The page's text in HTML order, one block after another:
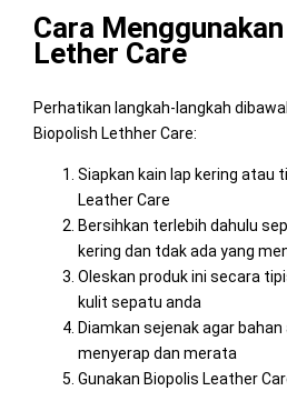
Cara
Lether Care
Perhatikan langkah-langkah
Biopolish Lethher Care:
Siapkan kain lap kering atau
Leather Care
Bersihkan terlebih dahulu
kering dan tdak ada yang
Oleskan produk ini secara
kulit sepatu anda
Diamkan sejenak agar
menyerap dan merata
Gunakan Biopolis Leather